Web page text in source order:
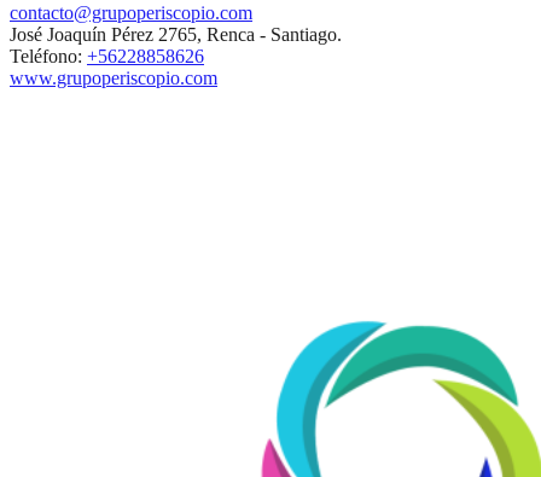
contacto@grupoperiscopio.com
José Joaquín Pérez 2765, Renca - Santiago.
Teléfono: +56228858626
www.grupoperiscopio.com